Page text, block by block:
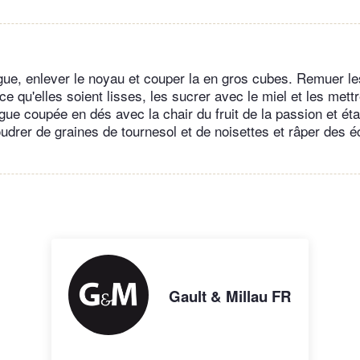
enlever le noyau et couper la en gros cubes. Remuer
qu'elles soient lisses, les sucrer avec le miel et les
coupée en dés avec la chair du fruit de la passion et
de graines de tournesol et de noisettes et râper des
Gault & Millau FR